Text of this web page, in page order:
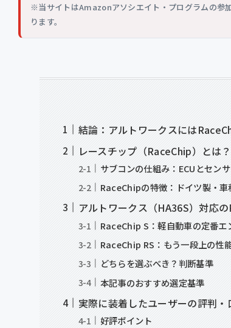
※当サイトはAmazonアソシエイト・プログラムの参
ります。
結論：アルトワークスには
レースチップ（RaceChip）とは
サブコンの仕組み：ECUとセン
RaceChipの特徴：ドイツ製・
アルトワークス（HA36S）対応
RaceChip S：軽自動車の定番エ
RaceChip RS：もう一段上の性
どちらを選ぶべき？判断基準
本記事のおすすめ選定基準
実際に装着したユーザーの評判・
好評ポイント